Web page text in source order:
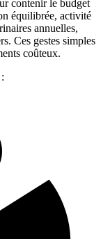
contenir le budget
équilibrée, activité
annuelles,
Ces gestes simples
coûteux.